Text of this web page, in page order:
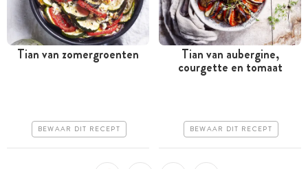
Erg makkelijk
Tian van zomergroenten
BEWAAR DIT RECEPT
Meer dan 1 uur
Erg makkelijk
Tian van aubergine,
courgette en tomaat
BEWAAR DIT RECEPT